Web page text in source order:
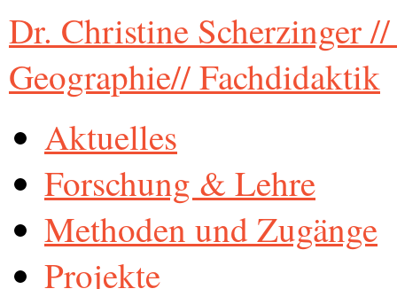
Dr. Christine Scherzinger
Geographie// Fachdidaktik
Aktuelles
Forschung & Lehre
Methoden und Zugänge
Projekte